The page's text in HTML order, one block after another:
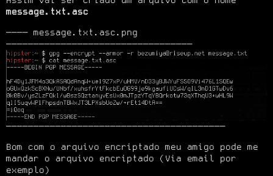
message.txt.asc
──── message.txt.asc.png
────────────────────────────────────────
Bom com o arquivo encriptado meu amigo pode me
mandar o arquivo encriptado (Via email por
exemplo)